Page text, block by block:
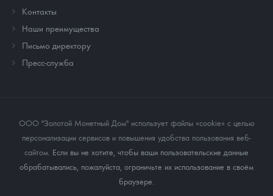
Контакты
Наши преимущества
Письмо директору
Пресс-служба
ООО "Золотой Монетный Дом" использует файлы «cookie» с целью
персонализации сервисов и повышения удобства пользования веб-
сайтом. Если вы не хотите, чтобы ваши пользовательские данные
обрабатывались, пожалуйста, ограничьте их использование в своём
браузере.